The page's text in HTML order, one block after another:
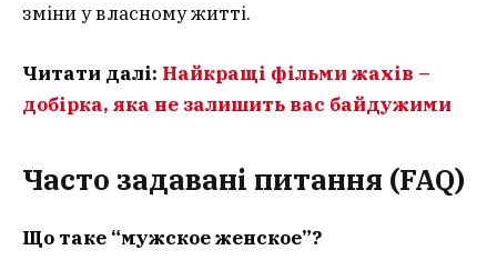
зміни у власному житті.
Читати далі: Найкращі фільми жахів –
добірка, яка не залишить вас байдужими
Часто задавані питання (FAQ)
Що таке “мужское женское”?